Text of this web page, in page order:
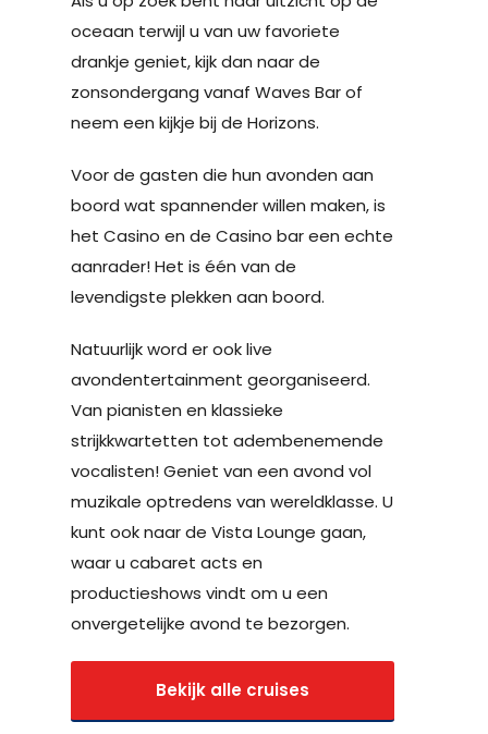
oceaan terwijl u van uw favoriete
drankje geniet, kijk dan naar de
zonsondergang vanaf Waves Bar of
neem een kijkje bij de Horizons.
Voor de gasten die hun avonden aan
boord wat spannender willen maken, is
het Casino en de Casino bar een echte
aanrader! Het is één van de
levendigste plekken aan boord.
Natuurlijk word er ook live
avondentertainment georganiseerd.
Van pianisten en klassieke
strijkkwartetten tot adembenemende
vocalisten! Geniet van een avond vol
muzikale optredens van wereldklasse. U
kunt ook naar de Vista Lounge gaan,
waar u cabaret acts en
productieshows vindt om u een
onvergetelijke avond te bezorgen.
Bekijk alle cruises